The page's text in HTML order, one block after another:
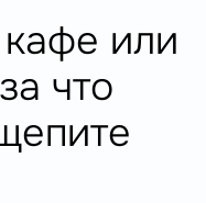
кафе или
что